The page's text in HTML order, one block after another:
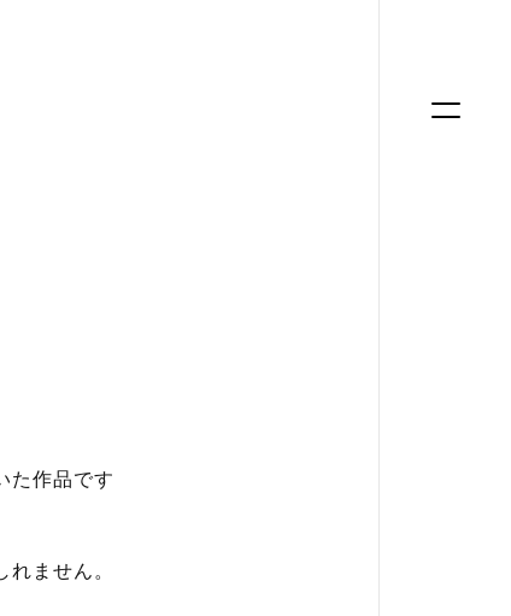
た作品です
ません。